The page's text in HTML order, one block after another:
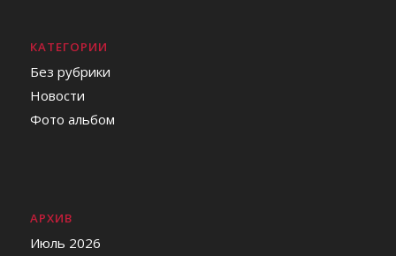
КАТЕГОРИИ
Без рубрики
Новости
Фото альбом
АРХИВ
Июль 2026